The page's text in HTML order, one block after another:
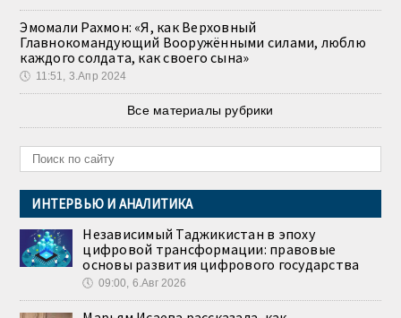
Эмомали Рахмон: «Я, как Верховный
Главнокомандующий Вооружёнными силами, люблю
каждого солдата, как своего сына»
🕔 11:51, 3.Апр 2024
Все материалы рубрики
ИНТЕРВЬЮ И АНАЛИТИКА
Независимый Таджикистан в эпоху
цифровой трансформации: правовые
основы развития цифрового государства
🕔 09:00, 6.Авг 2026